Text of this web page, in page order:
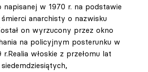
napisanej w 1970 r. na podstawie
anarchisty o nazwisku
on wyrzucony przez okno
na policyjnym posterunku w
włoskie z przełomu lat